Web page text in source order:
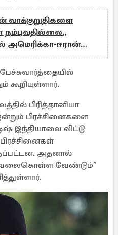
வாக்குறுதிகளை
நம்புவதில்லை.,
அமெரிக்கா-ஈரான்
பிரித்தானியா
பிரச்சினைகளை
இந்தியாவை விட்டு
அதனால்
கவலைகொள்ள வேண்டும்”